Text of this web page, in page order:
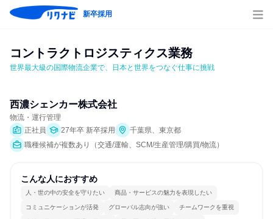
新卒採用
コントラクトロジスティクス業務
世界最大級の国際物流企業で、日本と世界をつなぐ仕事に挑戦
西濃シェンカー株式会社
物流・運行管理
正社員
27年卒 新卒採用
千葉県、東京都
職種候補が複数あり（交通/運輸、SCM/生産管理/購買/物流）
こんな人におすすめ
人・世の中の安全を守りたい 商品・サービスの魅力を表現したい
コミュニケーションが活発 グローバル志向が強い チームワークを重視